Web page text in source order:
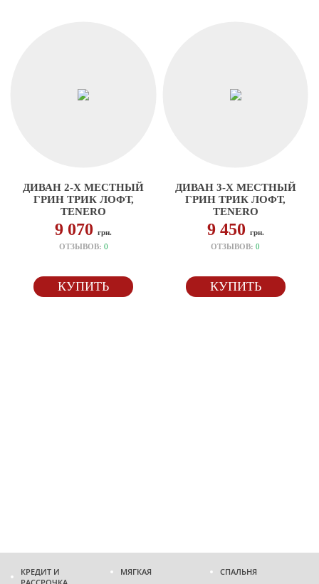
ДИВАН 2-Х МЕСТНЫЙ
ГРИН ТРИК ЛОФТ,
TENERO
9 070грн.
ОТЗЫВОВ: 0
КУПИТЬ
ДИВАН 3-Х МЕСТНЫЙ
ГРИН ТРИК ЛОФТ,
TENERO
9 450 грн.
ОТЗЫВОВ:0
КУПИТЬ
КРЕДИТ И
МЯГКАЯ СПАЛЬНЯ